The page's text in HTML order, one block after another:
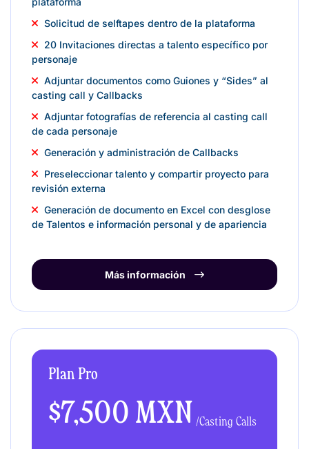
Solicitud de selftapes dentro de la plataforma
20 Invitaciones directas a talento específico por
personaje
Adjuntar documentos como Guiones y “Sides” al
casting call y Callbacks
Adjuntar fotografías de referencia al casting call
de cada personaje
Generación y administración de Callbacks
Preseleccionar talento y compartir proyecto para
revisión externa
Generación de documento en Excel con desglose
de Talentos e información personal y de apariencia
Más información
Plan Pro
$7,500 MXN/Casting Calls